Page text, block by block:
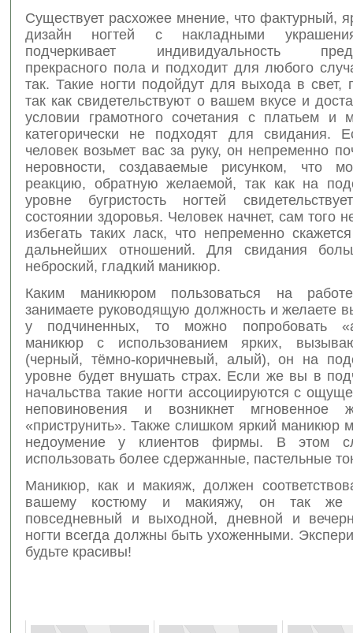
Существует расхожее мнение, что фактурный,
дизайн ногтей с накладными
подчеркивает индивидуальность
прекрасного пола и подходит для любого
так. Такие ногти подойдут для выхода в свет,
так как свидетельствуют о вашем вкусе и
условии грамотного сочетания с платьем и
категорически не подходят для свидания.
человек возьмет вас за руку, он непременно
неровности, создаваемые рисунком, что
реакцию, обратную желаемой, так как на
уровне бугристость ногтей
состоянии здоровья. Человек начнет, сам того
избегать таких ласк, что непременно
дальнейших отношений. Для свидания
неброский, гладкий маникюр.
Каким маникюром пользоваться на
занимаете руководящую должность и желаете
у подчиненных, то можно попробовать
маникюр с использованием ярких,
(черный, тёмно-коричневый, алый), он на
уровне будет внушать страх. Если же вы в
начальства такие ногти ассоциируются с
неповиновения и возникнет мгновенное
«приструнить». Также слишком яркий маникюр
недоумение у клиентов фирмы. В этом
использовать более сдержанные, пастельные
Маникюр, как и макияж, должен
вашему костюму и макияжу, он так же
повседневный и выходной, дневной и
ногти всегда должны быть ухоженными.
будьте красивы!